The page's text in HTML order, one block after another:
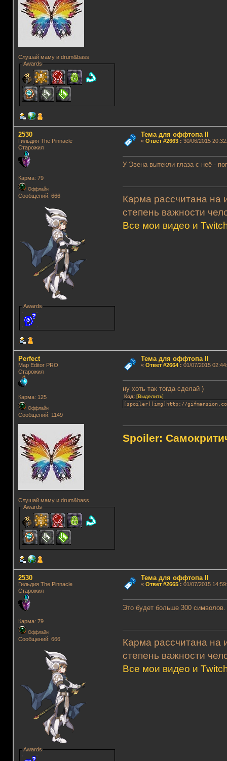
Слушай маму и drum&bass
Awards
2530
Гильдия The Pinnacle
Старожил
Карма: 79
Оффлайн
Сообщений: 666
Awards
Тема для оффтопа II
« Ответ #2663: 30/06/2015
У Эвена вытекли глаза с неё -
Карма рассчитана на
степень важности
Все мои видео и
Perfect
Map Editor PRO
Старожил
Карма: 125
Оффлайн
Сообщений: 1149
Слушай маму и drum&bass
Awards
Тема для оффтопа II
« Ответ #2664: 01/07/2015
ну хоть так тогда сделай )
Код:[Выделить]
[spoiler][img]http://
Spoiler:
2530
Гильдия The Pinnacle
Старожил
Карма: 79
Оффлайн
Сообщений: 666
Awards
Тема для оффтопа II
« Ответ #2665: 01/07/2015
Это будет больше 300
Карма рассчитана на
степень важности
Все мои видео и